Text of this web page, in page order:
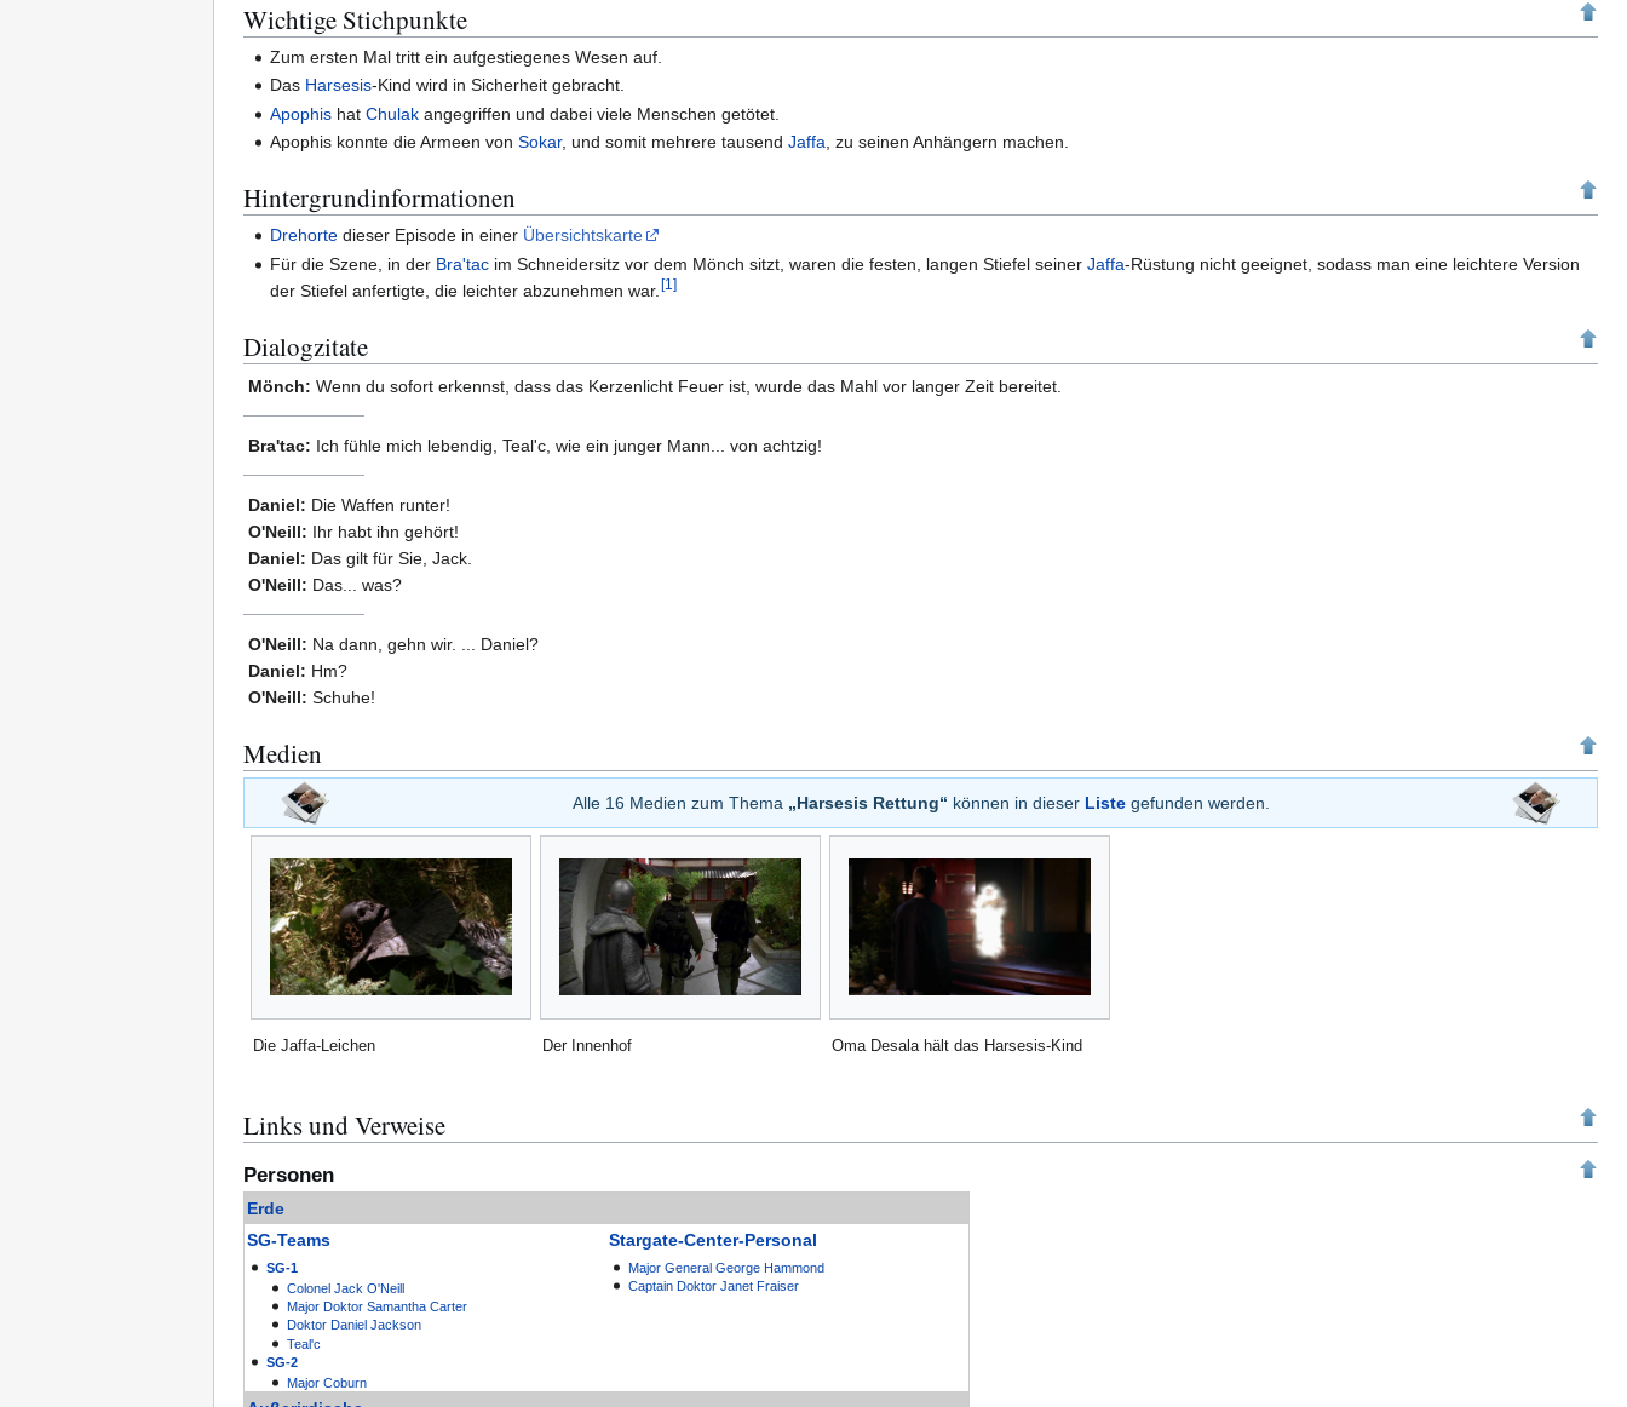
Wichtige Stichpunkte
Zum ersten Mal tritt ein aufgestiegenes Wesen auf.
Das Harsesis-Kind wird in Sicherheit gebracht.
Apophis hatChulak angegriffen und dabei viele Menschen getötet.
Apophis konnte die Armeen vonSokar, und somit mehrere tausendJaffa , zu seinen Anhängern machen.
Hintergrundinformationen
Drehorte dieser Episode in einer Übersichtskarte
Für die Szene, in der Bra'tac im Schneidersitz vor dem Mönch sitzt, waren die festen, langen Stiefel seinerJaffa-Rüstung nicht geeignet, sodass man eine leichtere Version
der Stiefel anfertigte, die leichter abzunehmen war. [1]
Dialogzitate
Mönch: Wenn du sofort erkennst, dass das Kerzenlicht Feuer ist, wurde das Mahl vor langer Zeit bereitet.
Bra'tac: Ich fühle mich lebendig, Teal'c, wie ein junger Mann... von achtzig!
Daniel: Die Waffen runter!
O'Neill: Ihr habt ihn gehört!
Daniel: Das gilt für Sie, Jack.
O'Neill: Das... was?
O'Neill: Na dann, gehn wir. ... Daniel?
Daniel: Hm?
O'Neill: Schuhe!
Medien
Alle 16 Medien zum Thema „Harsesis Rettung“ können in dieser Listegefunden werden.
Die Jaffa-Leichen Der Innenhof Oma Desala hält das Harsesis-Kind
Links und Verweise
Personen
Erde
SG-Teams
SG-1
Colonel Jack O'Neill
Major Doktor Samantha Carter
Doktor Daniel Jackson
Teal'c
SG-2
Major Coburn
Stargate-Center-Personal
Major General George Hammond
Captain Doktor Janet Fraiser